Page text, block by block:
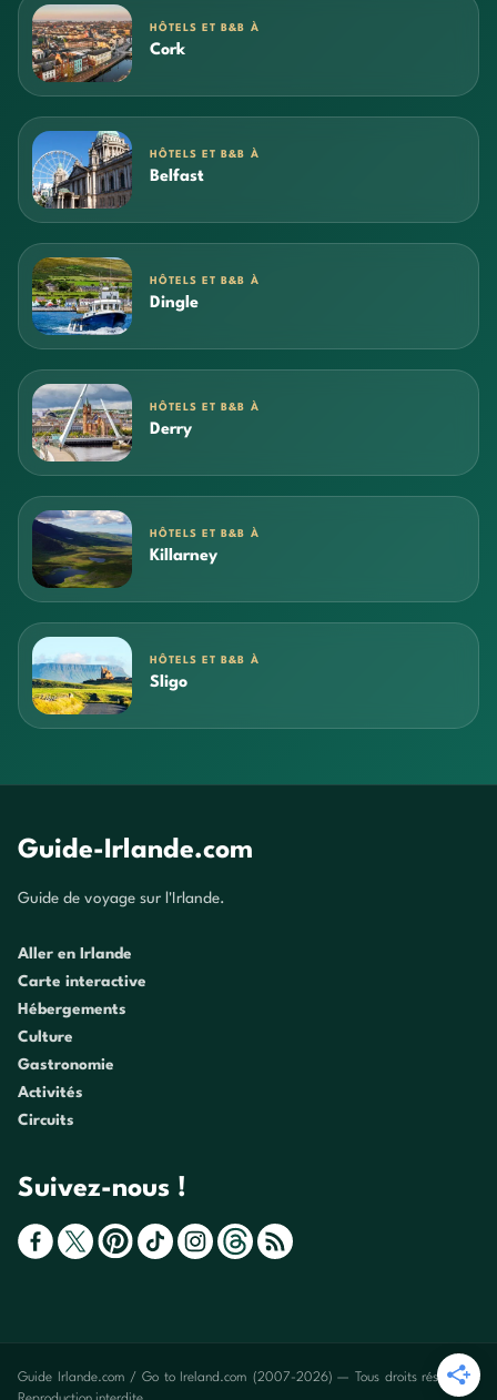
HÔTELS ET B&B À
Cork
HÔTELS ET B&B À
Belfast
HÔTELS ET B&B À
Dingle
HÔTELS ET B&B À
Derry
HÔTELS ET B&B À
Killarney
HÔTELS ET B&B À
Sligo
Guide-Irlande.com
Guide de voyage sur l'Irlande.
Aller en Irlande
Carte interactive
Hébergements
Culture
Gastronomie
Activités
Circuits
Suivez-nous !
Guide Irlande.com / Go to Ireland.com (2007-2026) — Tous droits réservés -